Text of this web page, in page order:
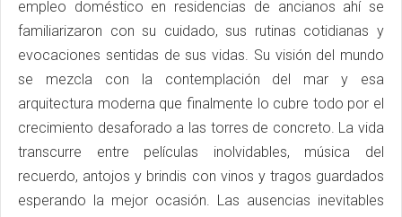
empleo doméstico en residencias de ancianos ahí se
familiarizaron con su cuidado, sus rutinas cotidianas y
evocaciones sentidas de sus vidas. Su visión del mundo
se mezcla con la contemplación del mar y esa
arquitectura moderna que finalmente lo cubre todo por el
crecimiento desaforado a las torres de concreto. La vida
transcurre entre películas inolvidables, música del
recuerdo, antojos y brindis con vinos y tragos guardados
esperando la mejor ocasión. Las ausencias inevitables